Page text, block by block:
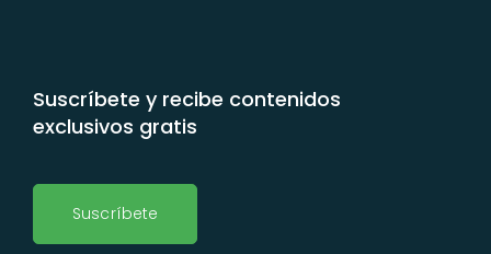
Suscríbete y recibe contenidos
exclusivos gratis
Suscríbete